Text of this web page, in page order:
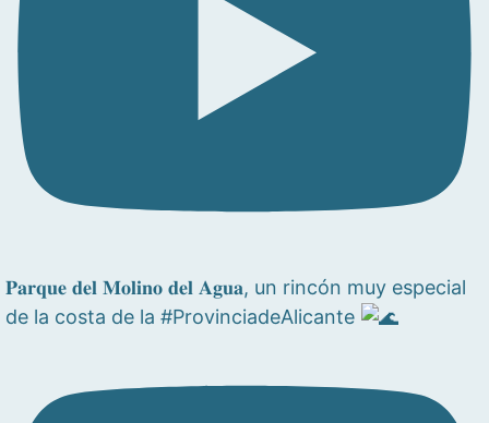
𝐏𝐚𝐫𝐪𝐮𝐞 𝐝𝐞𝐥 𝐌𝐨𝐥𝐢𝐧𝐨 𝐝𝐞𝐥 𝐀𝐠𝐮𝐚, un rincón muy especial
de la costa de la #ProvinciadeAlicante